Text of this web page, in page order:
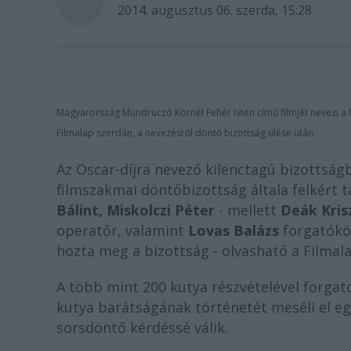
2014. augusztus 06. szerda, 15:28
Magyarország Mundruczó Kornél Fehér Isten című filmjét nevezi
Filmalap szerdán, a nevezésről döntő bizottság ülése után.
Az Oscar-díjra nevező kilenctagú
filmszakmai döntőbizottság általa felkért
Bálint, Miskolczi Péter - mellett Deák
operatőr, valamint Lovas Balázs
hozta meg a bizottság - olvasható a
A több mint 200 kutya részvételével
kutya barátságának történetét meséli el
sorsdöntő kérdéssé válik.